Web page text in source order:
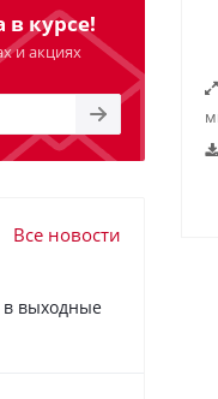
в курсе!
и акциях
Все новости
в выходные